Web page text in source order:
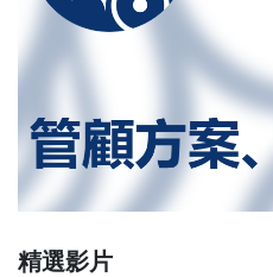
精選影片